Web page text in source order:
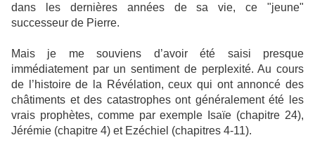
dans les dernières années de sa vie, ce "jeune"
successeur de Pierre.
Mais je me souviens d’avoir été saisi presque
immédiatement par un sentiment de perplexité. Au cours
de l’histoire de la Révélation, ceux qui ont annoncé des
châtiments et des catastrophes ont généralement été les
vrais prophètes, comme par exemple Isaïe (chapitre 24),
Jérémie (chapitre 4) et Ezéchiel (chapitres 4-11).